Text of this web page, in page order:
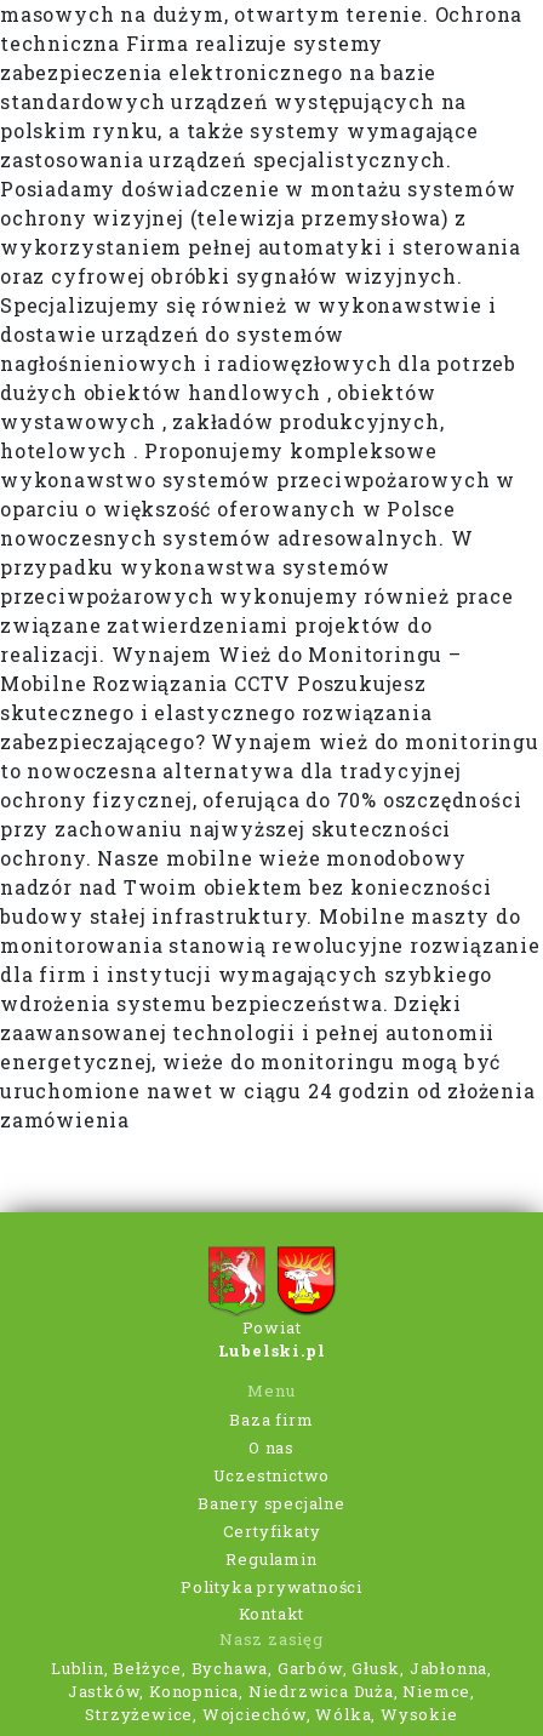
masowych na dużym, otwartym terenie. Ochrona
techniczna Firma realizuje systemy
zabezpieczenia elektronicznego na bazie
standardowych urządzeń występujących na
polskim rynku, a także systemy wymagające
zastosowania urządzeń specjalistycznych.
Posiadamy doświadczenie w montażu systemów
ochrony wizyjnej (telewizja przemysłowa) z
wykorzystaniem pełnej automatyki i sterowania
oraz cyfrowej obróbki sygnałów wizyjnych.
Specjalizujemy się również w wykonawstwie i
dostawie urządzeń do systemów
nagłośnieniowych i radiowęzłowych dla potrzeb
dużych obiektów handlowych , obiektów
wystawowych , zakładów produkcyjnych,
hotelowych . Proponujemy kompleksowe
wykonawstwo systemów przeciwpożarowych w
oparciu o większość oferowanych w Polsce
nowoczesnych systemów adresowalnych. W
przypadku wykonawstwa systemów
przeciwpożarowych wykonujemy również prace
związane zatwierdzeniami projektów do
realizacji. Wynajem Wież do Monitoringu –
Mobilne Rozwiązania CCTV Poszukujesz
skutecznego i elastycznego rozwiązania
zabezpieczającego? Wynajem wież do monitoringu
to nowoczesna alternatywa dla tradycyjnej
ochrony fizycznej, oferująca do 70% oszczędności
przy zachowaniu najwyższej skuteczności
ochrony. Nasze mobilne wieże monodobowy
nadzór nad Twoim obiektem bez konieczności
budowy stałej infrastruktury. Mobilne maszty do
monitorowania stanowią rewolucyjne rozwiązanie
dla firm i instytucji wymagających szybkiego
wdrożenia systemu bezpieczeństwa. Dzięki
zaawansowanej technologii i pełnej autonomii
energetycznej, wieże do monitoringu mogą być
uruchomione nawet w ciągu 24 godzin od złożenia
zamówienia
Powiat
Lubelski.pl
Menu
Baza firm
O nas
Uczestnictwo
Banery specjalne
Certyfikaty
Regulamin
Polityka prywatności
Kontakt
Nasz zasięg
Lublin, Bełżyce, Bychawa, Garbów, Głusk, Jabłonna,
Jastków, Konopnica, Niedrzwica Duża, Niemce,
Strzyżewice, Wojciechów, Wólka, Wysokie